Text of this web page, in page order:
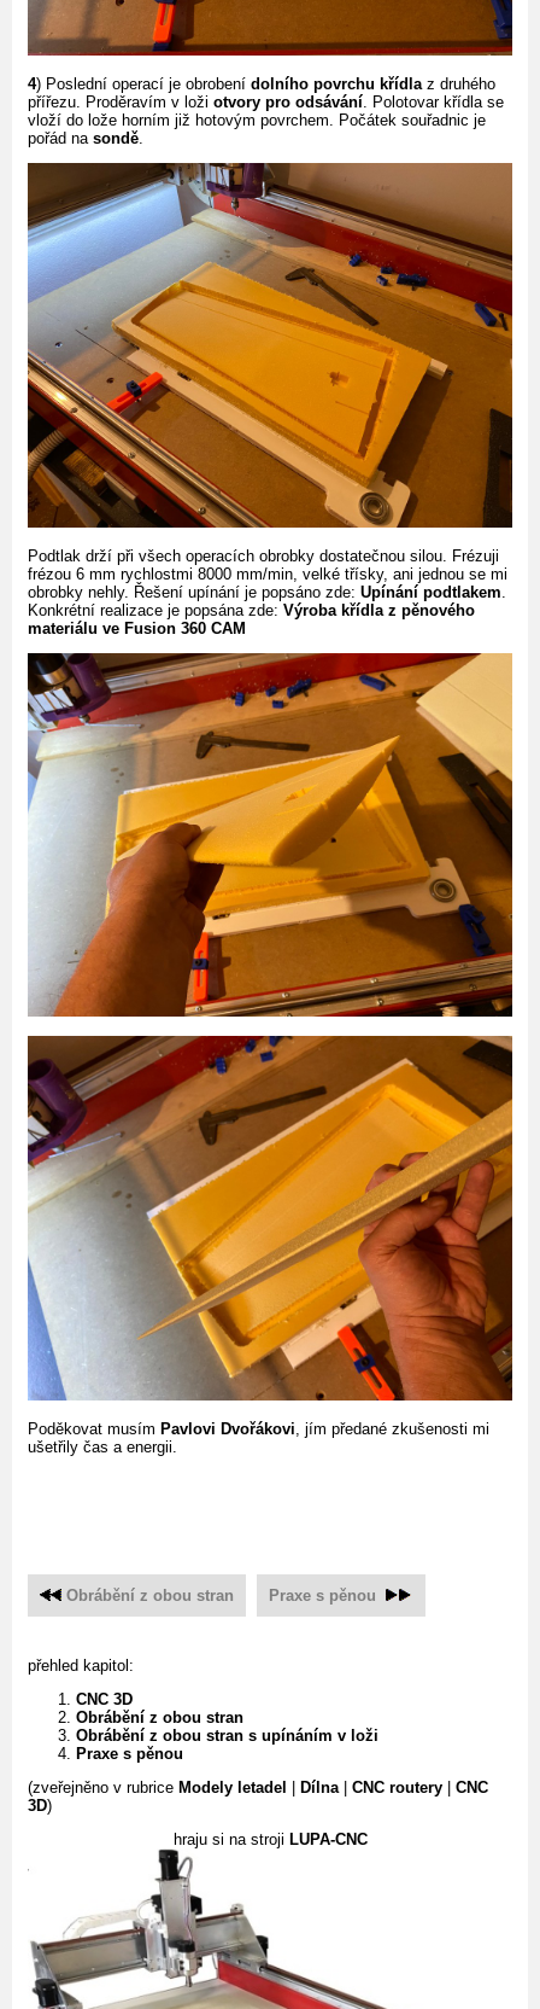
4) Poslední operací je obrobení dolního povrchu křídlaz druhého
přířezu. Proděravím v loži otvory pro odsávání. Polotovar křídla se
vloží do lože horním již hotovým povrchem. Počátek souřadnic je
pořád na sondě.
Podtlak drží při všech operacích obrobky dostatečnou silou. Frézuji
frézou 6 mm rychlostmi 8000 mm/min, velké třísky, ani jednou se mi
obrobky nehly. Řešení upínání je popsáno zde: Upínání podtlakem
Konkrétní realizace je popsána zde: Výroba křídla z pěnového
materiálu ve Fusion 360 CAM
Poděkovat musím Pavlovi Dvořákovi , jím předané zkušenosti mi
ušetřily čas a energii.
Obrábění z obou stran Praxe s pěnou
přehled kapitol:
CNC 3D
Obrábění z obou stran
Obrábění z obou stran s upínáním v loži
Praxe s pěnou
(zveřejněno v rubrice Modely letadel | Dílna | CNC routery | CNC
3D)
hraju si na stroji LUPA-CNC